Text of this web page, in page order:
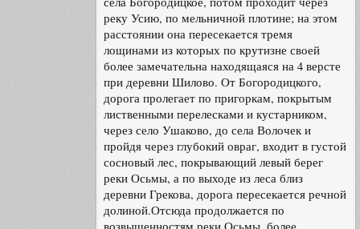
реку Усию, по мельничной плотине; на этом
расстоянии она пересекается тремя
лощинами из которых по крутизне своей
более замечательна находящаяся на 4 версте
при деревни Шилово. От Богородицкого,
дорога пролегает по пригоркам, покрытым
лиственными перелесками и кустарником,
через село Ушаково, до села Волочек и
пройдя через глубокий овраг, входит в густой
сосновый лес, покрывающий левый берег
реки Осьмы, а по выходе из леса близ
деревни Грекова, дорога пересекается речной
долиной.Отсюда продолжается по